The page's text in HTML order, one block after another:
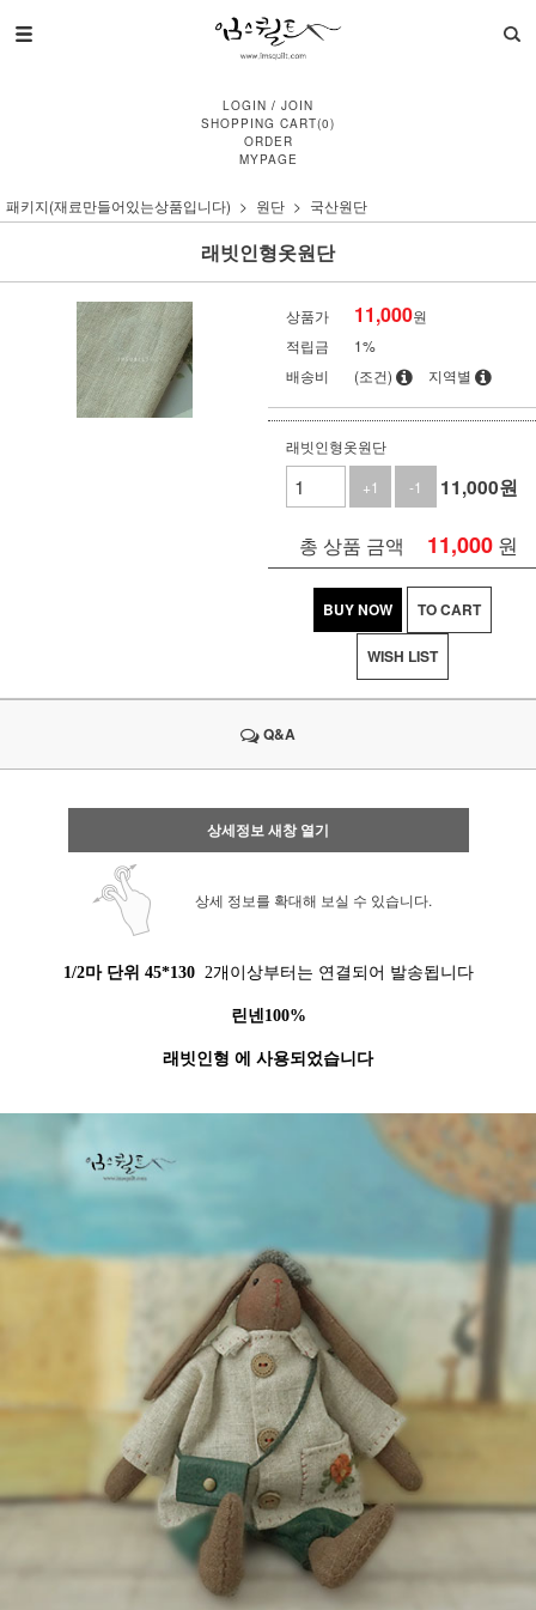
LOGIN / JOIN
SHOPPING CART(0)
ORDER
MYPAGE
패키지(재료만들어있는상품입니다) 원단 국산원단
래빗인형옷원단
상품가 11,000원
적립금
1%
배송비
(조건) 지역별
래빗인형옷원단
+1
-1 11,000원
총 상품 금액 11,000 원
BUY NOW TO CART
WISH LIST
Q&A
상세정보 새창 열기
상세 정보를 확대해 보실 수 있습니다.
1/2마 단위 45*1302개이상부터는 연결되어 발송됩니다
린넨100%
래빗인형 에 사용되었습니다